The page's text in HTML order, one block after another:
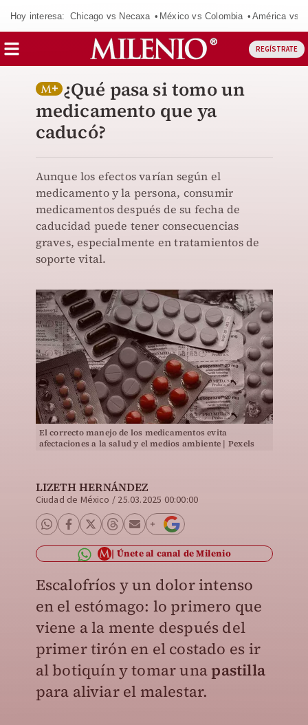
Hoy interesa: Chicago vs Necaxa México vs Colombia América vs
REGÍSTRATE
¿Qué pasa si tomo un
medicamento que ya
caducó?
Aunque los efectos varían según el
medicamento y la persona, consumir
medicamentos después de su fecha de
caducidad puede tener consecuencias
graves, especialmente en tratamientos de
soporte vital.
El correcto manejo de los medicamentos evita
afectaciones a la salud y el medios ambiente | Pexels
LIZETH HERNÁNDEZ
Ciudad de México / 25.03.2025 00:00:00
Únete al canal de Milenio
Escalofríos y un dolor intenso
en el estómago: lo primero que
viene a la mente después del
primer tirón en el costado es ir
al botiquín y tomar unapastilla
para aliviar el malestar.